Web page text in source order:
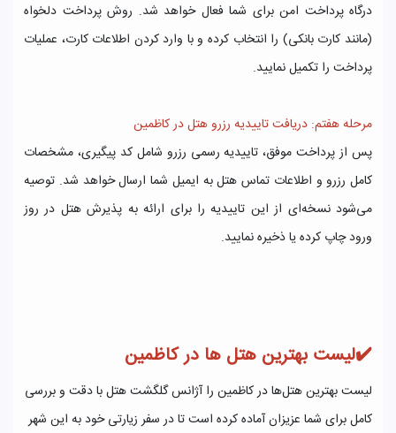
درگاه پرداخت امن برای شما فعال خواهد شد. روش پرداخت دلخواه
(مانند کارت بانکی) را انتخاب کرده و با وارد کردن اطلاعات کارت، عملیات
پرداخت را تکمیل نمایید.
مرحله هفتم: دریافت تاییدیه رزرو هتل در کاظمین
پس از پرداخت موفق، تاییدیه رسمی رزرو شامل کد پیگیری، مشخصات
کامل رزرو و اطلاعات تماس هتل به ایمیل شما ارسال خواهد شد. توصیه
می‌شود نسخه‌ای از این تاییدیه را برای ارائه به پذیرش هتل در روز
ورود چاپ کرده یا ذخیره نمایید.
✔️لیست بهترین هتل‌ ها در کاظمین
لیست بهترین هتل‌ها در کاظمین را آژانس گلگشت هتل با دقت و بررسی
کامل برای شما عزیزان آماده کرده است تا در سفر زیارتی خود به این شهر